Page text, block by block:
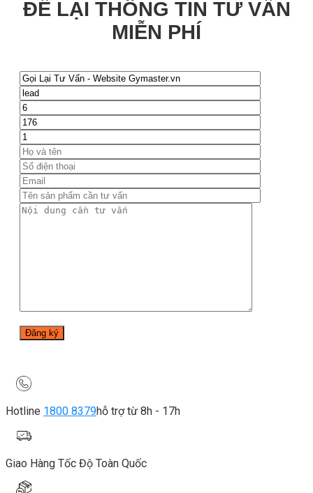
ĐỂ LẠI THÔNG TIN TƯ VẤN
MIỄN PHÍ
Hotline 1800 8379hỗ trợ từ 8h - 17h
Giao Hàng Tốc Độ Toàn Quốc